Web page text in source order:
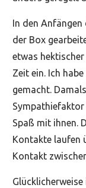
In den Anfängen
der Box
etwas
Zeit ein. Ich
gemacht.
Sympathiefaktor
Spaß mit ihnen.
Kontakte laufen
Kontakt